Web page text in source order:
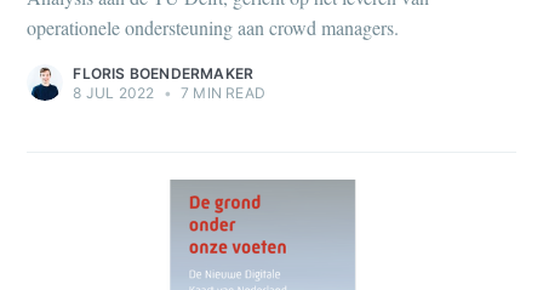
operationele ondersteuning aan crowd managers.
FLORIS BOENDERMAKER
8 JUL 2022
• 7 MIN READ